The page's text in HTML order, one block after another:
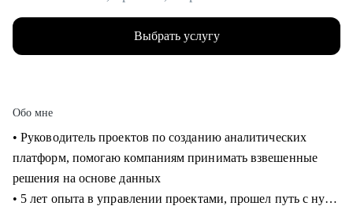
Выбрать услугу
Обо мне
• Руководитель проектов по созданию аналитических
платформ, помогаю компаниям принимать взвешенные
решения на основе данных
• 5 лет опыта в управлении проектами, прошел путь с нуля